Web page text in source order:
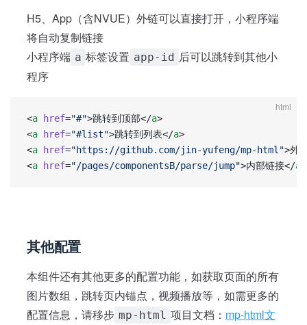
H5、App（含NVUE）外链可以直接打开，小程序端
将自动复制链接
小程序端 a 标签设置 app-id 后可以跳转到其他小
程序
html
<a href="#">跳转到顶部</a>
<a href="#list">跳转到列表</a>
<a href="https://github.com/jin-yufeng/mp-html">外
<a href="/pages/componentsB/parse/jump">内部链接</a
其他配置
本组件还有其他更多的配置功能，如获取页面的所有
图片数组，跳转页内锚点，视频播放等，如需更多的
配置信息，请移步 mp-html 项目文档： mp-html文